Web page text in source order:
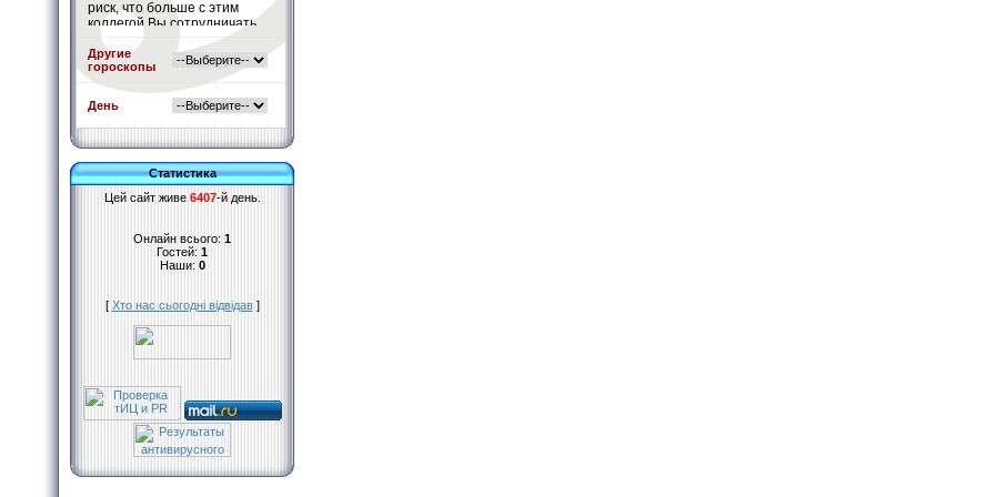
риск, что больше с этим
коллегой Вы сотрудничать
не будете.
Подробнее»
Другие
гороскопы
День
Статистика
Цей сайт живе 6407-й день.
Онлайн всього: 1
Гостей: 1
Наши: 0
[ Хто нас сьогодні відвідав]